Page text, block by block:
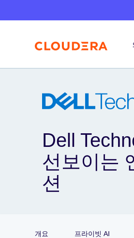
Dell
선보이는
션
개요 프라이빗 AI